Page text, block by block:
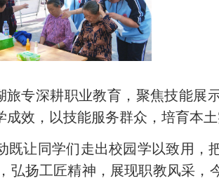
专深耕职业教育，聚焦技能展
效，以技能服务群众，培育本土
让同学们走出校园学以致用，
弘扬工匠精神，展现职教风采，